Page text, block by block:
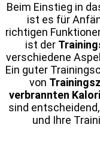
Beim Einstieg in
ist es für
richtigen
ist der
verschiedene
Ein guter
von
verbrannten
sind
und Ihre